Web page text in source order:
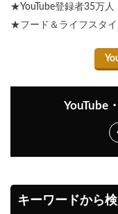
★YouTube登録者35万人
★フード＆ライフスタ
YouTube
キーワードから